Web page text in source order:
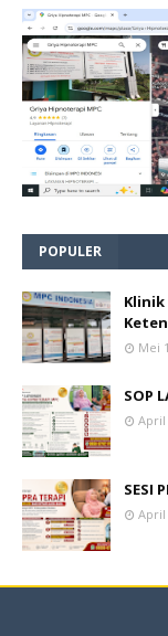
POPULER
Mei
SOP
April
SESI
April